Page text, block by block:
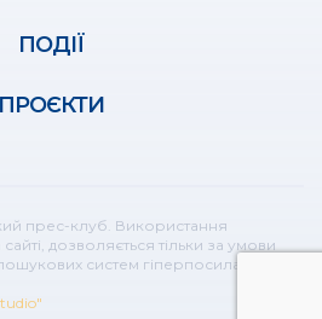
ПОДІЇ
ПРОЄКТИ
прес-клуб. Використання
дозволяється тільки за умови
систем гіперпосилання